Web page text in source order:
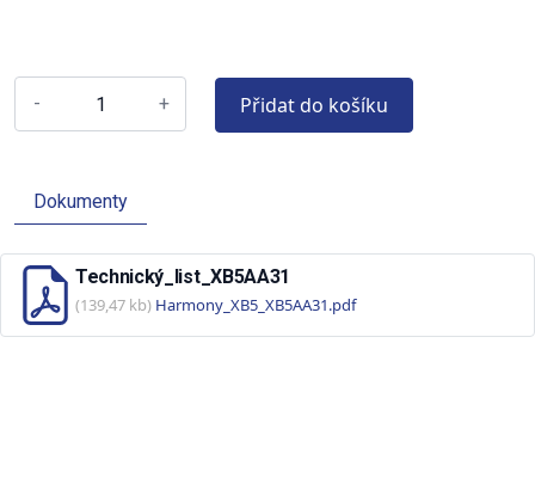
- + Přidat do košíku
Dokumenty
Technický_list_XB5AA31
(139,47 kb) Harmony_XB5_XB5AA31.pdf